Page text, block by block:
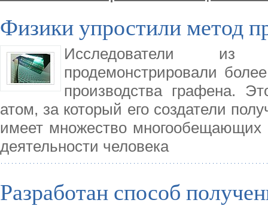
Физики упростили метод
Исследователи из
продемонстрировали
производства графена.
атом, за который его создатели
имеет множество
деятельности человека
Разработан способ